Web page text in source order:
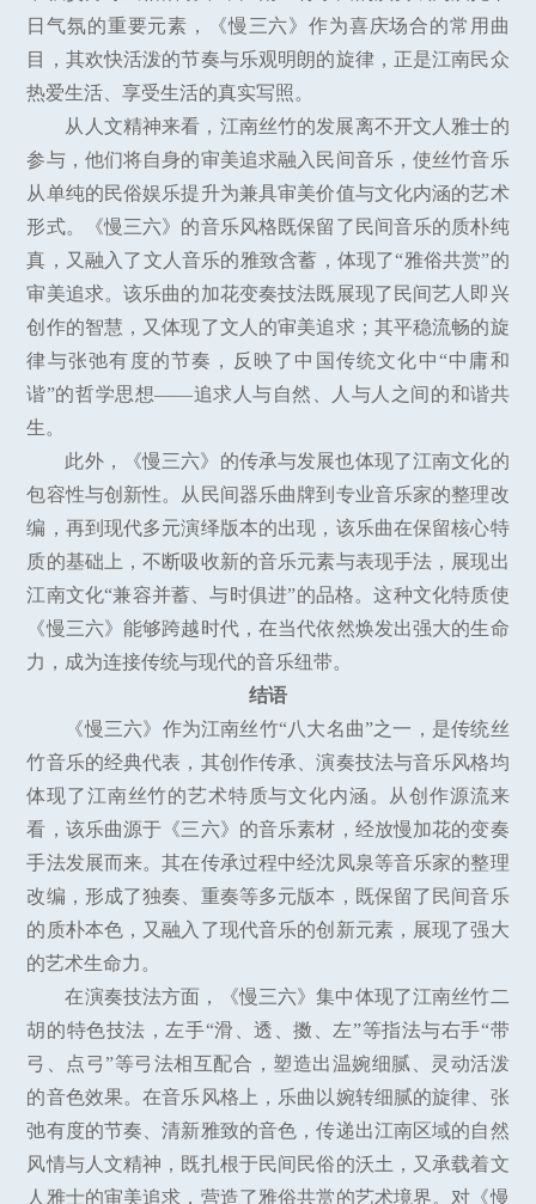
日气氛的重要元素，《慢三六》作为喜庆场合的常用曲
目，其欢快活泼的节奏与乐观明朗的旋律，正是江南民众
热爱生活、享受生活的真实写照。
从人文精神来看，江南丝竹的发展离不开文人雅士的
参与，他们将自身的审美追求融入民间音乐，使丝竹音乐
从单纯的民俗娱乐提升为兼具审美价值与文化内涵的艺术
形式。《慢三六》的音乐风格既保留了民间音乐的质朴纯
真，又融入了文人音乐的雅致含蓄，体现了“雅俗共赏”的
审美追求。该乐曲的加花变奏技法既展现了民间艺人即兴
创作的智慧，又体现了文人的审美追求；其平稳流畅的旋
律与张弛有度的节奏，反映了中国传统文化中“中庸和
谐”的哲学思想——追求人与自然、人与人之间的和谐共
生。
此外，《慢三六》的传承与发展也体现了江南文化的
包容性与创新性。从民间器乐曲牌到专业音乐家的整理改
编，再到现代多元演绎版本的出现，该乐曲在保留核心特
质的基础上，不断吸收新的音乐元素与表现手法，展现出
江南文化“兼容并蓄、与时俱进”的品格。这种文化特质使
《慢三六》能够跨越时代，在当代依然焕发出强大的生命
力，成为连接传统与现代的音乐纽带。
结语
《慢三六》作为江南丝竹“八大名曲”之一，是传统丝
竹音乐的经典代表，其创作传承、演奏技法与音乐风格均
体现了江南丝竹的艺术特质与文化内涵。从创作源流来
看，该乐曲源于《三六》的音乐素材，经放慢加花的变奏
手法发展而来。其在传承过程中经沈凤泉等音乐家的整理
改编，形成了独奏、重奏等多元版本，既保留了民间音乐
的质朴本色，又融入了现代音乐的创新元素，展现了强大
的艺术生命力。
在演奏技法方面，《慢三六》集中体现了江南丝竹二
胡的特色技法，左手“滑、透、擞、左”等指法与右手“带
弓、点弓”等弓法相互配合，塑造出温婉细腻、灵动活泼
的音色效果。在音乐风格上，乐曲以婉转细腻的旋律、张
弛有度的节奏、清新雅致的音色，传递出江南区域的自然
风情与人文精神，既扎根于民间民俗的沃土，又承载着文
人雅士的审美追求，营造了雅俗共赏的艺术境界。对《慢